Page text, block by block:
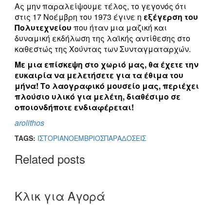
Ας μην παραλείψουμε τέλος, το γεγονός ότι
στις 17 Νοέμβρη του 1973 έγινε η εξέγερση του
Πολυτεχνείου που ήταν μια μαζική και
δυναμική εκδήλωση της λαϊκής αντίθεσης στο
καθεστώς της Χούντας των Συνταγματαρχών.
Με μια επίσκεψη στο χωριό μας, θα έχετε την
ευκαιρία να μελετήσετε για τα έθιμα του
μήνα! Το λαογραφικό μουσείο μας, περιέχει
πλούσιο υλικό για μελέτη, διαθέσιμο σε
οποιονδήποτε ενδιαφέρεται!
arolithos
TAGS: ΙΣΤΟΡΙΑΝΟΕΜΒΡΙΟΣΠΑΡΑΔΟΣΕΙΣ
Related posts
Κλικ για Αγορά